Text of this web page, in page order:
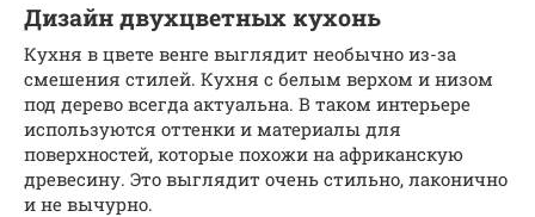
Дизайн двухцветных кухонь
Кухня в цвете венге выглядит необычно из-за
смешения стилей. Кухня с белым верхом и низом
под дерево всегда актуальна. В таком интерьере
используются оттенки и материалы для
поверхностей, которые похожи на африканскую
древесину. Это выглядит очень стильно, лаконично
и не вычурно.